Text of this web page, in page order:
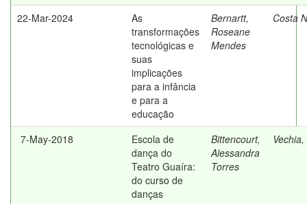
22-Mar-2024
As
transformações
tecnológicas e
suas
implicações
para a infância
e para a
educação
Bernartt,
Roseane
Mendes
Costa
7-May-2018
Escola de
dança do
Teatro Guaíra:
do curso de
danças
Bittencourt,
Alessandra
Torres